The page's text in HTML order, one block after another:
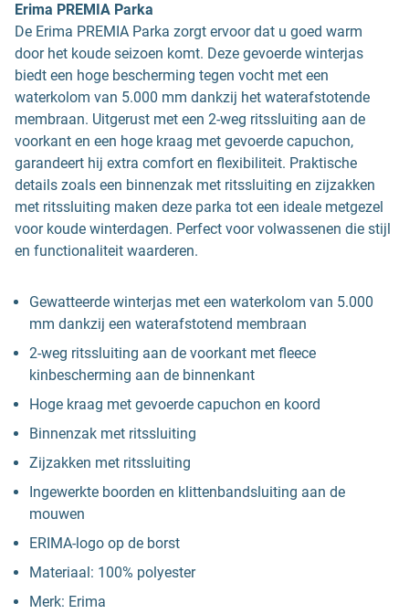
Erima PREMIA Parka
De Erima PREMIA Parka zorgt ervoor dat u goed warm
door het koude seizoen komt. Deze gevoerde winterjas
biedt een hoge bescherming tegen vocht met een
waterkolom van 5.000 mm dankzij het waterafstotende
membraan. Uitgerust met een 2-weg ritssluiting aan de
voorkant en een hoge kraag met gevoerde capuchon,
garandeert hij extra comfort en flexibiliteit. Praktische
details zoals een binnenzak met ritssluiting en zijzakken
met ritssluiting maken deze parka tot een ideale metgezel
voor koude winterdagen. Perfect voor volwassenen die stijl
en functionaliteit waarderen.
Gewatteerde winterjas met een waterkolom van 5.000
mm dankzij een waterafstotend membraan
2-weg ritssluiting aan de voorkant met fleece
kinbescherming aan de binnenkant
Hoge kraag met gevoerde capuchon en koord
Binnenzak met ritssluiting
Zijzakken met ritssluiting
Ingewerkte boorden en klittenbandsluiting aan de
mouwen
ERIMA-logo op de borst
Materiaal: 100% polyester
Merk: Erima